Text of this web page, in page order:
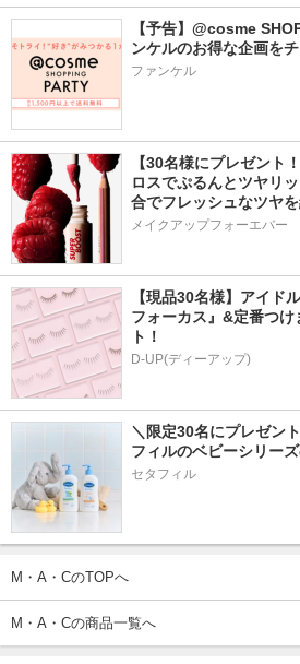
【予告】@cosme
ンケルのお得な企画を
ファンケル
【30名様にプレゼント
ロスでぷるんとツヤリ
合でフレッシュなツヤ
メイクアップフォーエバー
【現品30名様】アイド
フォーカス』&定番つ
ト！
D-UP(ディーアップ)
＼限定30名にプレゼン
フィルのベビーシリー
セタフィル
M・A・CのTOPへ
M・A・Cの商品一覧へ